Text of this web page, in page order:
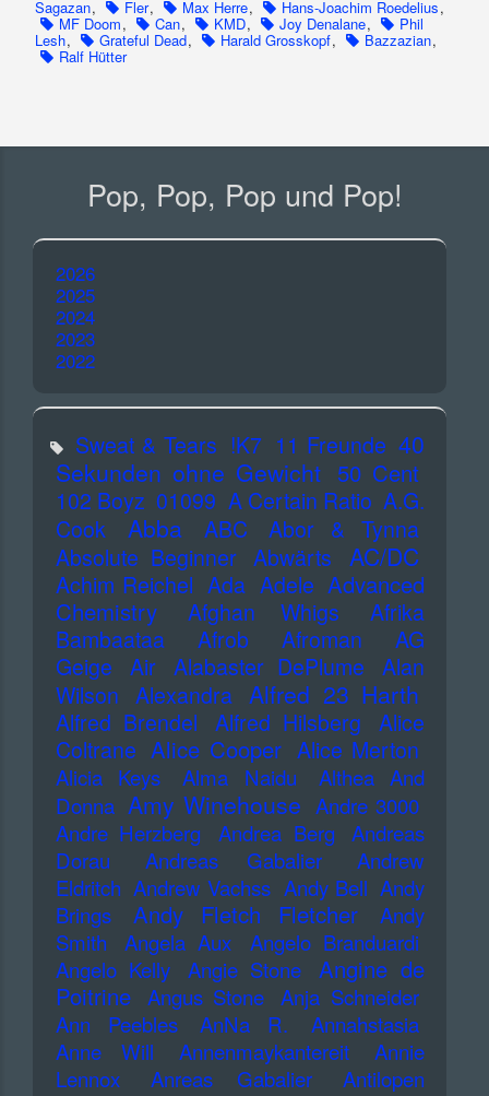
Sagazan, Fler, Max Herre, Hans-Joachim Roedelius,
MF Doom, Can, KMD, Joy Denalane, Phil
Lesh, Grateful Dead, Harald Grosskopf, Bazzazian,
Ralf Hütter
Pop, Pop, Pop und Pop!
2026
2025
2024
2023
2022
Sweat & Tears !K7 11 Freunde 40
Sekunden ohne Gewicht 50 Cent
102 Boyz 01099 A Certain Ratio A.G.
Cook
Abba ABC
Abor & Tynna
Absolute Beginner Abwärts AC/DC
Achim Reichel Ada Adele Advanced
Chemistry
Afghan Whigs
Afrika
Bambaataa
Afrob Afroman
AG
Geige
Air Alabaster DePlume
Alan
Wilson Alexandra Alfred 23 Harth
Alfred Brendel Alfred Hilsberg
Alice
Coltrane Alice Cooper Alice Merton
Alicia Keys Alma Naidu
Althea And
Donna Amy Winehouse Andre 3000
Andre Herzberg
Andrea Berg
Andreas
Dorau
Andreas Gabalier
Andrew
Eldritch Andrew Vachss Andy Bell Andy
Brings
Andy Fletch Fletcher
Andy
Smith
Angela Aux
Angelo Branduardi
Angelo Kelly
Angie Stone
Angine de
Poitrine Angus Stone Anja Schneider
Ann Peebles
AnNa R.
Annahstasia
Anne Will
Annenmaykantereit
Annie
Lennox
Anreas Gabalier
Antilopen